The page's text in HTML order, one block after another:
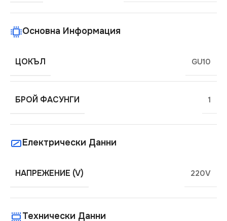
Основна Информация
ЦОКЪЛ GU10
БРОЙ ФАСУНГИ 1
Електрически Данни
НАПРЕЖЕНИЕ (V) 220V
Технически Данни